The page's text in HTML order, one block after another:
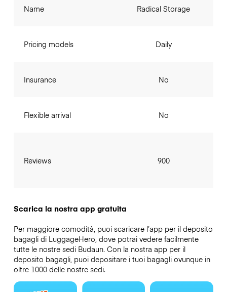
Name
Pricing models
Insurance
Flexible arrival
Reviews
Radical Storage
Daily
No
No
900
Scarica la nostra app gratuita
Per maggiore comodità, puoi scaricare l’app per il deposito
bagagli di LuggageHero, dove potrai vedere facilmente
tutte le nostre sedi Budaun. Con la nostra app per il
deposito bagagli, puoi depositare i tuoi bagagli ovunque in
oltre 1000 delle nostre sedi.